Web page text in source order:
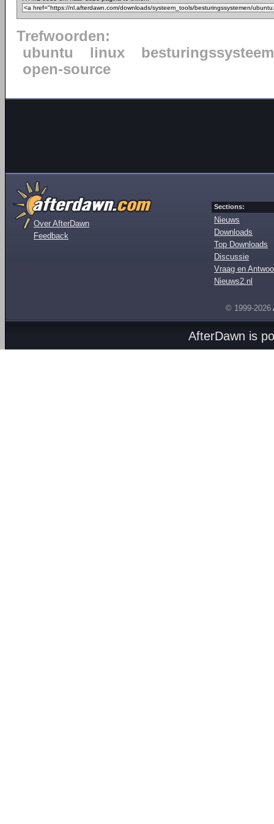
Trefwoorden:
ubuntu
linux
besturingssysteem
open-source
Over AfterDawn
Feedback
Sections:
Nieuws
Downloads
Top Downloads
Discussie
Vraag en
Nieuws2.nl
© 1999-2026
AfterDawn is